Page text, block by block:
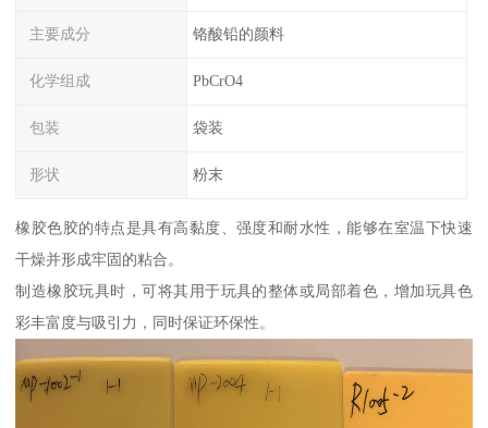
主要成分 铬酸铅的颜料
化学组成 PbCrO4
包装 袋装
形状 粉末
橡胶色胶的特点是具有高黏度、强度和耐水性，能够在室温下快速
干燥并形成牢固的粘合。
制造橡胶玩具时，可将其用于玩具的整体或局部着色，增加玩具色
彩丰富度与吸引力，同时保证环保性。